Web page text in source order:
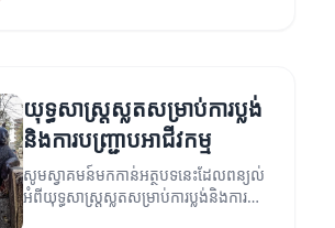
យុទ្ធសាស្ត្រស្លតសម្រាប់ការប្លង់
និងការបញ្ជ្រាបអាជីវកម្ម
សូមស្វាគមន៍មកកាន់អត្ថបទនេះដែលពន្យល់
អំពីយុទ្ធសាស្ត្រស្លតសម្រាប់ការប្លង់និងការ